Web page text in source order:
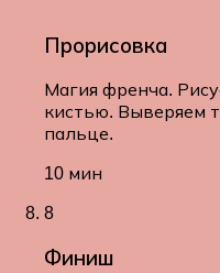
Прорисовка
Магия френча.
кистью. Выверяем
пальце.
10 мин
8
Финиш